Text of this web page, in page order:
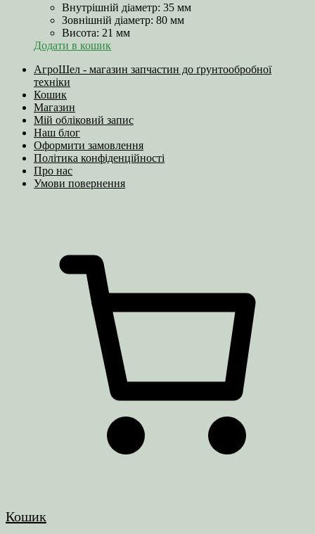
Внутрішній діаметр: 35 мм
Зовнішній діаметр: 80 мм
Висота: 21 мм
Додати в кошик
АгроШел - магазин запчастин до ґрунтообробної
техніки
Кошик
Магазин
Мій обліковий запис
Наш блог
Оформити замовлення
Політика конфіденційності
Про нас
Умови повернення
Кошик